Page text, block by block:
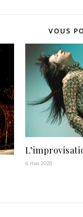
VOUS
6 mai 2020